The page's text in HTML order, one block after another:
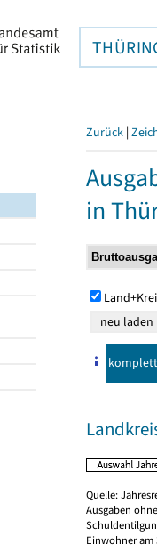
Zurück |
in
komplett
Quelle:
Ausgaben
Einwohner am